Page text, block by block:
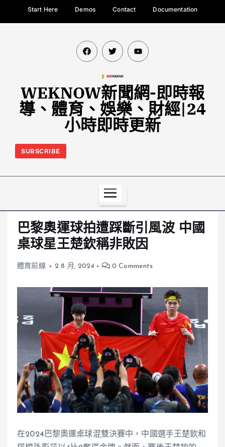
Start Here Demos Contact Documentation
WEKNOW新聞網-即時報
導、體育、娛樂、財經|24
小時即時更新
SUBSCRIBE
巴黎奧運球拍遭踩斷引風波 中國
桌球星王楚欽稱非敗因
體育前線 2 8 月, 2024 0 Comments
在2024巴黎奧運桌球混雙決賽中，中國選手王楚欽和